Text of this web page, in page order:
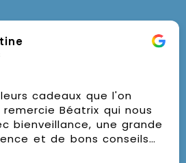
cadeaux que l'on
Béatrix qui nous
bienveillance, une grande
et de bons conseils
la voie de la